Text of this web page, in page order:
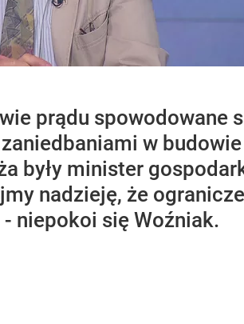
prądu spowodowane
w
były minister
nadzieję, że
niepokoi się Woźniak.